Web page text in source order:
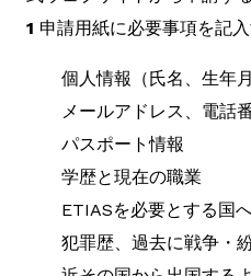
1 申請用紙に必要事項を記入
個人情報（氏名、生年
メールアドレス、電話番
パスポート情報
学歴と現在の職業
ETIASを必要とする国
犯罪歴、過去に戦争・